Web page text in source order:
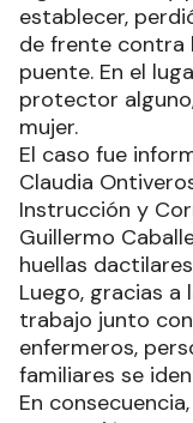
establecer,
de frente contra
puente. En el
protector
mujer.
El caso fue
Claudia
Instrucción y
Guillermo
huellas
Luego, gracias
trabajo junto
enfermeros,
familiares se
En